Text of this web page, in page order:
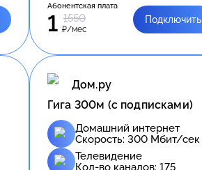
Абонентская плата
1 1550
₽/мес
Подключить
Дом.ру
Гига 300м (с подписками)
Домашний интернет
Скорость: 300 Мбит/сек
Телевидение
Кол-во каналов: 175